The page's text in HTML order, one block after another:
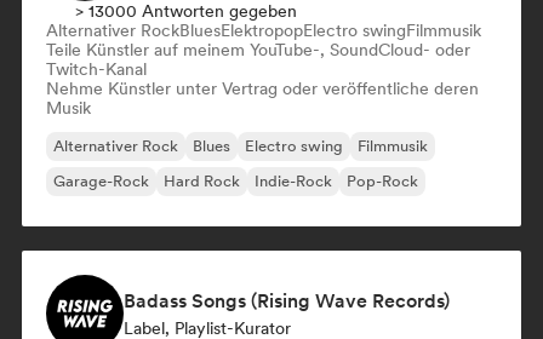
> 13000 Antworten gegeben
Alternativer RockBluesElektropopElectro swingFilmmusik
Teile Künstler auf meinem YouTube-, SoundCloud- oder
Twitch-Kanal
Nehme Künstler unter Vertrag oder veröffentliche deren
Musik
Alternativer Rock Blues Electro swing
Filmmusik
Garage-Rock
Hard Rock Indie-Rock Pop-Rock
Badass Songs (Rising Wave Records)
Label, Playlist-Kurator